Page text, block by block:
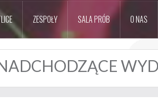
ZESPOŁY SALA PRÓB O NAS